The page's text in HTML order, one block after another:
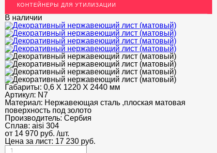
АКЦИИ
НЕДОРОГОЙ МЕТАЛЛОПРОКАТ
КОНТЕЙНЕРЫ ДЛЯ УТИЛИЗАЦИИ
В наличии
Габариты: 0,6 Х 1220 Х 2440 мм
Артикул: N7
Материал: Нержавеющая сталь ,плоская матовая
поверхность под золото
Производитель: Сербия
Сплав: aisi 304
от 14 970 руб. /шт.
Цена за лист: 17 230 руб.